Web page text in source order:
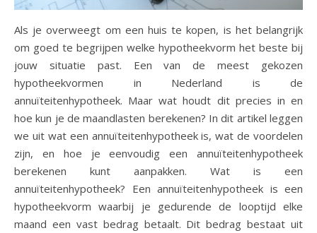
Als je overweegt om een huis te kopen, is het belangrijk
om goed te begrijpen welke hypotheekvorm het beste bij
jouw situatie past. Een van de meest gekozen
hypotheekvormen in Nederland is de
annuïteitenhypotheek. Maar wat houdt dit precies in en
hoe kun je de maandlasten berekenen? In dit artikel leggen
we uit wat een annuïteitenhypotheek is, wat de voordelen
zijn, en hoe je eenvoudig een annuïteitenhypotheek
berekenen kunt aanpakken. Wat is een
annuïteitenhypotheek? Een annuïteitenhypotheek is een
hypotheekvorm waarbij je gedurende de looptijd elke
maand een vast bedrag betaalt. Dit bedrag bestaat uit